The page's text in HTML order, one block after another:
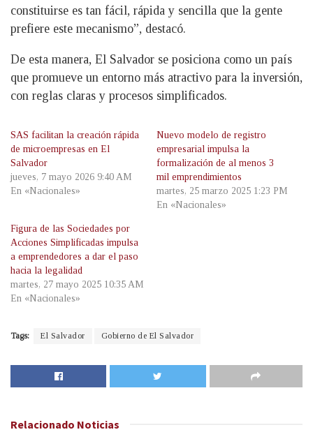
constituirse es tan fácil, rápida y sencilla que la gente
prefiere este mecanismo”, destacó.
De esta manera, El Salvador se posiciona como un país
que promueve un entorno más atractivo para la inversión,
con reglas claras y procesos simplificados.
SAS facilitan la creación rápida
de microempresas en El
Salvador
jueves, 7 mayo 2026 9:40 AM
En «Nacionales»
Nuevo modelo de registro
empresarial impulsa la
formalización de al menos 3
mil emprendimientos
martes, 25 marzo 2025 1:23 PM
En «Nacionales»
Figura de las Sociedades por
Acciones Simplificadas impulsa
a emprendedores a dar el paso
hacia la legalidad
martes, 27 mayo 2025 10:35 AM
En «Nacionales»
Tags: El Salvador Gobierno de El Salvador
Relacionado Noticias